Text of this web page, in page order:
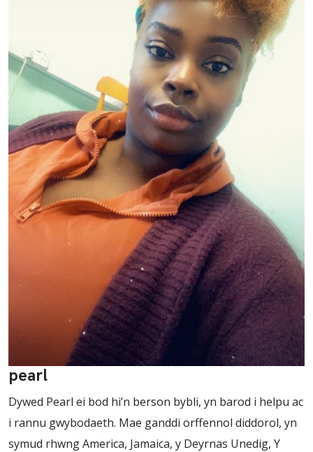
pearl
Dywed Pearl ei bod hi’n berson bybli, yn barod i helpu ac
i rannu gwybodaeth. Mae ganddi orffennol diddorol, yn
symud rhwng America, Jamaica, y Deyrnas Unedig, Y